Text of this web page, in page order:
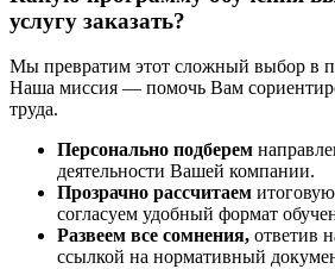
услугу заказать?
Мы превратим этот сложный выбор в
Наша миссия — помочь Вам
труда.
Персонально подберем
деятельности Вашей компании.
Прозрачно рассчитаем
согласуем удобный формат
Развеем все сомнения, ответив
ссылкой на нормативный